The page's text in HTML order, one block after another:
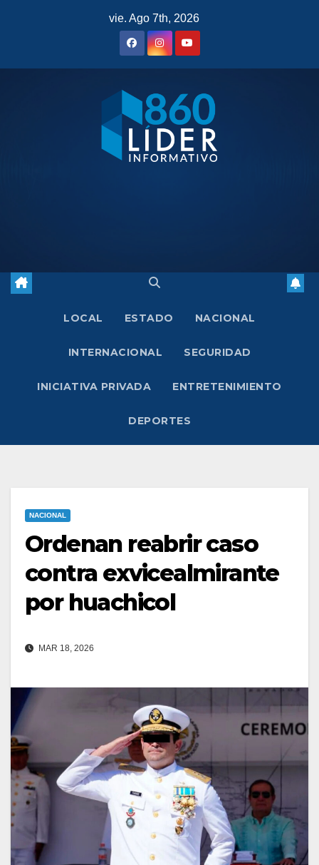
vie. Ago 7th, 2026
LOCAL ESTADO NACIONAL
INTERNACIONAL SEGURIDAD
INICIATIVA PRIVADA ENTRETENIMIENTO
DEPORTES
NACIONAL
Ordenan reabrir caso
contra exvicealmirante
por huachicol
MAR 18, 2026